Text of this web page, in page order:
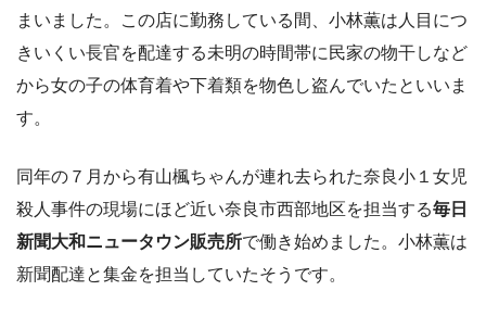
まいました。この店に勤務している間、小林薫は人目につ
きいくい長官を配達する未明の時間帯に民家の物干しなど
から女の子の体育着や下着類を物色し盗んでいたといいま
す。
同年の７月から有山楓ちゃんが連れ去られた奈良小１女児
殺人事件の現場にほど近い奈良市西部地区を担当する毎日
新聞大和ニュータウン販売所で働き始めました。小林薫は
新聞配達と集金を担当していたそうです。